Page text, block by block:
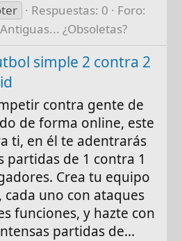
Respuestas: 0
Foro:
¿Obsoletas?
simple 2 contra 2
contra gente de
de forma online, este
ti, en él te adentrarás
partidas de 1 contra 1
Crea tu equipo
cada uno con ataques
funciones, y hazte con
partidas de...